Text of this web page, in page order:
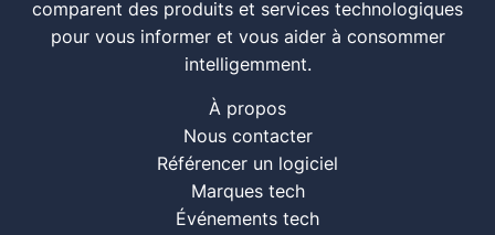
comparent des produits et services technologiques
pour vous informer et vous aider à consommer
intelligemment.
À propos
Nous contacter
Référencer un logiciel
Marques tech
Événements tech